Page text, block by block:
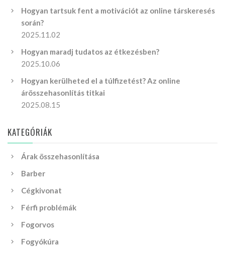
Hogyan tartsuk fent a motivációt az online társkeresés
során?
2025.11.02
Hogyan maradj tudatos az étkezésben?
2025.10.06
Hogyan kerülheted el a túlfizetést? Az online
árösszehasonlítás titkai
2025.08.15
KATEGÓRIÁK
Árak összehasonlítása
Barber
Cégkivonat
Férfi problémák
Fogorvos
Fogyókúra